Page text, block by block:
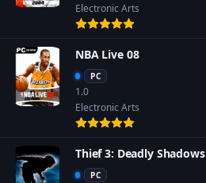
Electronic Arts
NBA Live 08
PC
1.0
Electronic Arts
Thief 3: Deadly Shadows
PC